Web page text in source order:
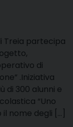
Treia partecipa
di
.Iniziativa
di 300 alunni e
“Uno
nome degli […]